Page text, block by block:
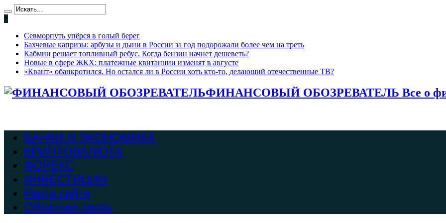
*
Севморпуть упёрся в голый берег
Бахчевые капризы: арбузы и дыни в России за год подорожали более чем на треть
Кабмин решает топливный ребус. Когда бензин начнет дешеветь?
Новые в сфере ЖКХ: платежные квитанции изменят в августе
«Квант» обанкротился. Но остался ли в России хоть кто-то, делающий отечественные ТВ?
ФИНАНСОВЫЙ ОБОЗРЕВАТЕЛЬ Все о
БАНКИ И ЭКОНОМИКА
КРИПТОВАЛЮТА
ФОРЕКС
ИНВЕСТИЦИИ
Карта сайта
Обратная связь